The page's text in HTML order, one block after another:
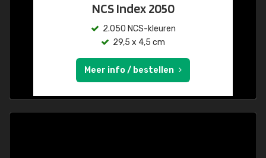
NCS Index 2050
2.050 NCS-kleuren
29,5 x 4,5 cm
Meer info / bestellen